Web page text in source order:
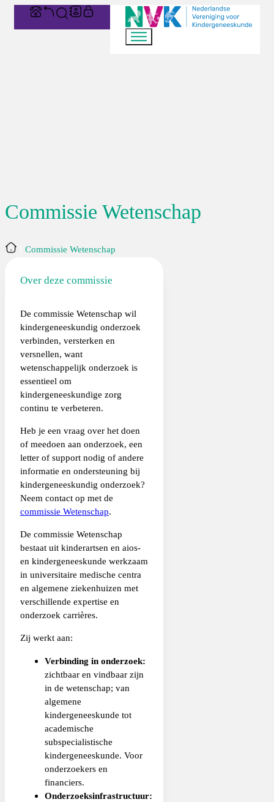
Commissie Wetenschap
HomeCommissie Wetenschap
Over deze commissie
De commissie Wetenschap wil
kindergeneeskundig onderzoek
verbinden, versterken en
versnellen, want
wetenschappelijk onderzoek is
essentieel om
kindergeneeskundige zorg
continu te verbeteren.
Heb je een vraag over het doen
of meedoen aan onderzoek, een
letter of support nodig of andere
informatie en ondersteuning bij
kindergeneeskundig onderzoek?
Neem contact op met de
commissie Wetenschap.
De commissie Wetenschap
bestaat uit kinderartsen en aios-
en kindergeneeskunde werkzaam
in universitaire medische centra
en algemene ziekenhuizen met
verschillende expertise en
onderzoek carrières.
Zij werkt aan:
Verbinding in onderzoek:
zichtbaar en vindbaar zijn
in de wetenschap; van
algemene
kindergeneeskunde tot
academische
subspecialistische
kindergeneeskunde. Voor
onderzoekers en
financiers.
Onderzoeksinfrastructuur: